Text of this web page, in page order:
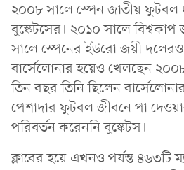
২০০৮ সালে স্পেন জাতীয়
বুস্কেটসের। ২০১০ সালে
সালে স্পেনের ইউরো জয়ী দলেরও
বার্সেলোনার হয়েও খেলছেন
তিন বছর তিনি ছিলেন
পেশাদার ফুটবল জীবনে পা
পরিবর্তন করেননি বুস্কেটস।
ক্লাবের হয়ে এখনও পর্যন্ত ৪৬৩টি